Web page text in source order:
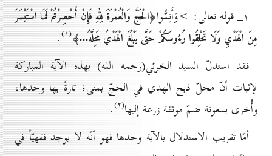
۱_ قوله تعالى: >وَأَتِمُّوا
﴿الْحَجَّ وَالْعُمْرَةَ لِلّٰهِ فَإِنْ أُحْصِرْتُمْ فَمَا اسْتَيْسَرَ
مِنَ الْهَدْيِ وَلَا تَحْلِقُوا رُءُوسَكُمْ حَتَّى يَبْلُغَ الْهَدْيُ مَحِلَّهُ...﴾(۱) .
فقد استدلّ السيد الخوئي(رحمه الله) بهذه الآية المباركة
لإثبات أنّ محلّ ذبح الهدي في الحجّ بمنى؛ تارةً بها وحدها،
وأُخرى بمعونة ضمّ موثقة زرعة إليها(۲) .
أمّا تقريب الاستدلال بالآية وحدها فهو أنّه لا يوجد فقهيّاً في